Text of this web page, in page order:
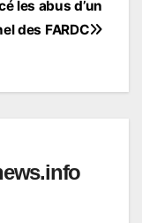
les abus d’un
des FARDC